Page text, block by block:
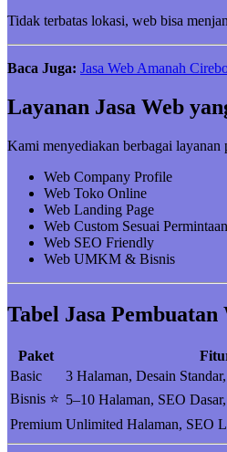
Tidak terbatas lokasi, web bisa
Baca Juga: Jasa Web Amanah
Layanan Jasa Web
Kami menyediakan berbagai layanan
Web Company Profile
Web Toko Online
Web Landing Page
Web Custom Sesuai Permintaan
Web SEO Friendly
Web UMKM & Bisnis
Tabel Jasa Pembuatan
Paket
Basic
3 Halaman, Desain
Bisnis ⭐ 5–10 Halaman, SEO
Premium Unlimited Halaman, SEO